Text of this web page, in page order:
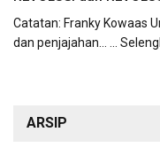
Catatan: Franky Kowaas
dan penjajahan...
...
ARSIP